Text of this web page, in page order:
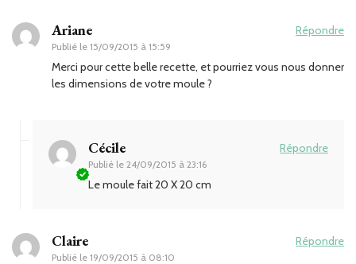
Ariane
Publié le 15/09/2015 à 15:59
Répondre
Merci pour cette belle recette, et pourriez vous nous donner
les dimensions de votre moule ?
Cécile
Publié le 24/09/2015 à 23:16
Répondre
Le moule fait 20 X 20 cm
Claire
Publié le 19/09/2015 à 08:10
Répondre